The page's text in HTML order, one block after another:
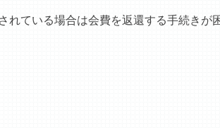
れている場合は会費を返還する手続き